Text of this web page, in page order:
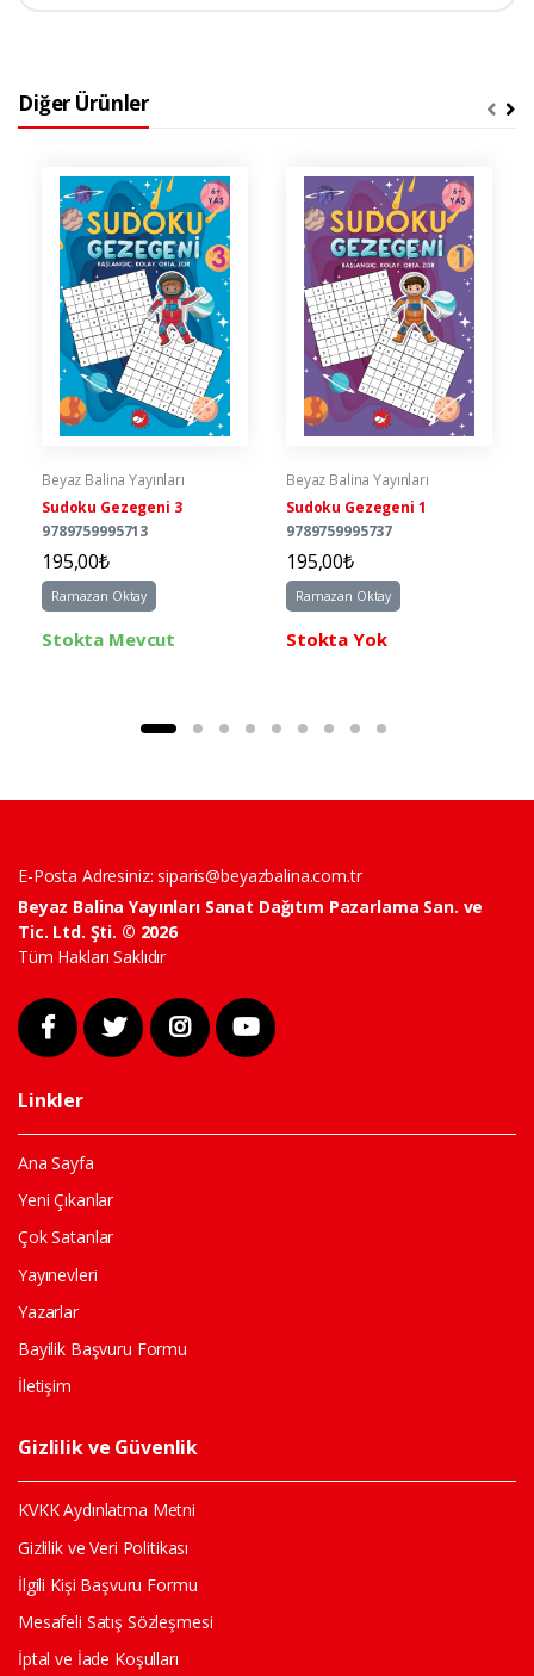
Diğer Ürünler
Beyaz Balina Yayınları
Sudoku Gezegeni 3
9789759995713
195,00₺
Ramazan Oktay
Stokta Mevcut
Beyaz Balina Yayınları
Sudoku Gezegeni 1
9789759995737
195,00₺
Ramazan Oktay
Stokta Yok
E-Posta Adresiniz:siparis@beyazbalina.com.tr
Beyaz Balina Yayınları Sanat Dağıtım Pazarlama San. ve
Tic. Ltd. Şti. © 2026
Tüm Hakları Saklıdır
Linkler
Ana Sayfa
Yeni Çıkanlar
Çok Satanlar
Yayınevleri
Yazarlar
Bayilik Başvuru Formu
İletişim
Gizlilik ve Güvenlik
KVKK Aydınlatma Metni
Gizlilik ve Veri Politikası
İlgili Kişi Başvuru Formu
Mesafeli Satış Sözleşmesi
İptal ve İade Koşulları